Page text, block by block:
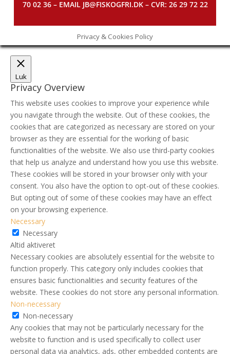
70 02 36 – EMAIL JB@FISKOGFRI.DK – CVR: 26 29 72 22
Privacy & Cookies Policy
Luk
Privacy Overview
This website uses cookies to improve your experience while
you navigate through the website. Out of these cookies, the
cookies that are categorized as necessary are stored on your
browser as they are essential for the working of basic
functionalities of the website. We also use third-party cookies
that help us analyze and understand how you use this website.
These cookies will be stored in your browser only with your
consent. You also have the option to opt-out of these cookies.
But opting out of some of these cookies may have an effect
on your browsing experience.
Necessary
Necessary
Altid aktiveret
Necessary cookies are absolutely essential for the website to
function properly. This category only includes cookies that
ensures basic functionalities and security features of the
website. These cookies do not store any personal information.
Non-necessary
Non-necessary
Any cookies that may not be particularly necessary for the
website to function and is used specifically to collect user
personal data via analytics, ads, other embedded contents are